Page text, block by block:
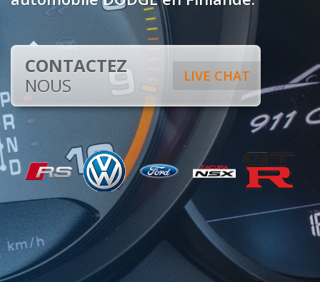
LIVE CHAT
CONTACTEZ
NOUS